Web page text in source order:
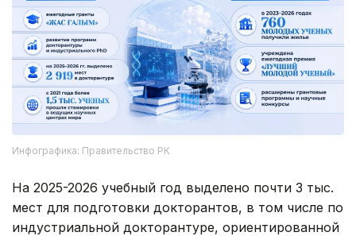
Инфографика: Правительство РК
На 2025-2026 учебный год выделено почти 3 тыс.
мест для подготовки докторантов, в том числе по
индустриальной докторантуре, ориентированной